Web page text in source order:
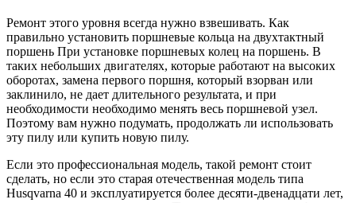
Ремонт этого уровня всегда нужно взвешивать. Как
правильно установить поршневые кольца на двухтактный
поршень При установке поршневых колец на поршень. В
таких небольших двигателях, которые работают на высоких
оборотах, замена первого поршня, который взорван или
заклинило, не дает длительного результата, и при
необходимости необходимо менять весь поршневой узел.
Поэтому вам нужно подумать, продолжать ли использовать
эту пилу или купить новую пилу.
Если это профессиональная модель, такой ремонт стоит
сделать, но если это старая отечественная модель типа
Husqvarna 40 и эксплуатируется более десяти-двенадцати лет,